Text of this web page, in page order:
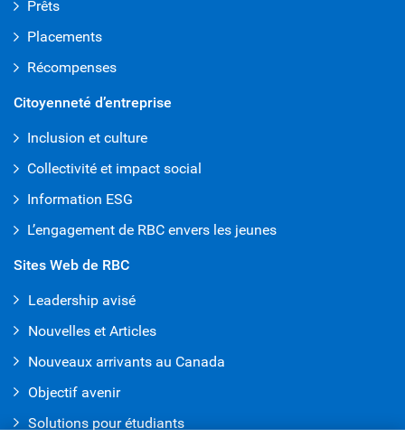
Prêts
Placements
Récompenses
Citoyenneté d’entreprise
Inclusion et culture
Collectivité et impact social
Information ESG
L’engagement de RBC envers les jeunes
Sites Web de RBC
Leadership avisé
Nouvelles et Articles
Nouveaux arrivants au Canada
Objectif avenir
Solutions pour étudiants